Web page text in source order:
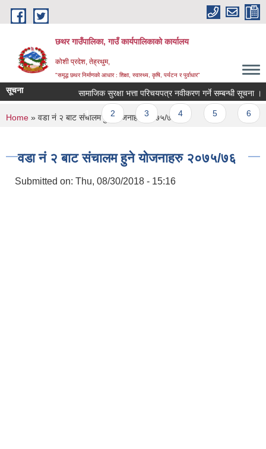
Skip to main content
छथर गाउँपालिका, गाउँ कार्यपालिकाको कार्यालय
कोशी प्रदेश, तेह्रथुम,
"समृद्ध छथर निर्माणको आधार : शिक्षा, स्वास्थ्य, कृषि, पर्यटन र पुर्वाधार”
सूचना सामाजिक सुरक्षा भत्ता परिचयपत्र नवीकरण गर्ने सम्बन्धी सूचना ।
Pages
1 2 3 4
You are here
Home » वडा नं २ बाट संचालम हुने योजनाहरु २०७५/७६
वडा नं २ बाट संचालम हुने योजनाहरु २०७५/७६
Submitted on: Thu, 08/30/2018 - 15:16